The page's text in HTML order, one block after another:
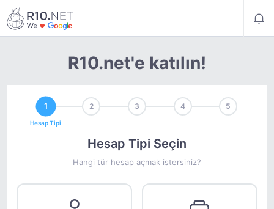
R10.net'e katılın!
1
Hesap Tipi
2 3 4 5
Hesap Tipi Seçin
Hangi tür hesap açmak istersiniz?